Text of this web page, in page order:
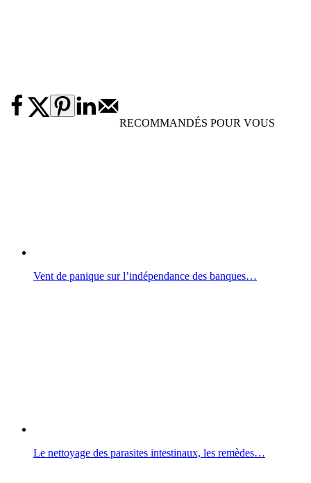
RECOMMANDÉS POUR VOUS
Vent de panique sur l’indépendance des banques…
Le nettoyage des parasites intestinaux, les remèdes…